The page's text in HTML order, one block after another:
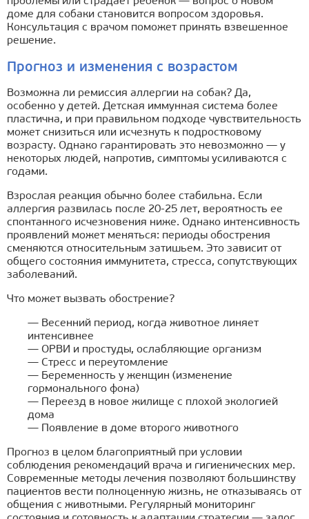
доме для собаки становится вопросом здоровья.
Консультация с врачом поможет принять взвешенное
решение.
Прогноз и изменения с возрастом
Возможна ли ремиссия аллергии на собак? Да,
особенно у детей. Детская иммунная система более
пластична, и при правильном подходе чувствительность
может снизиться или исчезнуть к подростковому
возрасту. Однако гарантировать это невозможно — у
некоторых людей, напротив, симптомы усиливаются с
годами.
Взрослая реакция обычно более стабильна. Если
аллергия развилась после 20-25 лет, вероятность ее
спонтанного исчезновения ниже. Однако интенсивность
проявлений может меняться: периоды обострения
сменяются относительным затишьем. Это зависит от
общего состояния иммунитета, стресса, сопутствующих
заболеваний.
Что может вызвать обострение?
— Весенний период, когда животное линяет
интенсивнее
— ОРВИ и простуды, ослабляющие организм
— Стресс и переутомление
— Беременность у женщин (изменение
гормонального фона)
— Переезд в новое жилище с плохой экологией
дома
— Появление в доме второго животного
Прогноз в целом благоприятный при условии
соблюдения рекомендаций врача и гигиенических мер.
Современные методы лечения позволяют большинству
пациентов вести полноценную жизнь, не отказываясь от
общения с животными. Регулярный мониторинг